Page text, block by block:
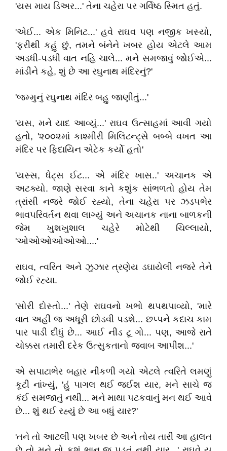
'યસ માય ડિઅર...' તેના ચહેરા પર ગર્વિષ્ઠ સ્મિત હતું.
'એઈ... એક મિનિટ...' હવે રાઘવ પણ નજીક ખસ્યો,
'ફરીથી કહું છું, તમને બંનેને ખબર હોય એટલે આમ
અડધી-પડધી વાત નહિ ચાલે... મને સમજાવું જોઈએ...
માંડીને કહે, શું છે આ રઘુનાથ મંદિરનું?'
'જમ્મુનું રઘુનાથ મંદિર બહુ જાણીતું...'
'યસ, મને યાદ આવ્યું...' રાઘવ ઉત્સાહમાં આવી ગયો
હતો, '૨૦૦૨માં કાશ્મીરી મિલિટન્ટ્સે બબ્બે વખત આ
મંદિર પર ફિદાયિન એટેક કર્યો હતો'
'યસ્સ, ધેટ્સ ઈટ... એ મંદિર ખાસ..' અચાનક એ
અટક્યો. જાણે સરવા કાને કશુંક સાંભળતો હોય તેમ
ત્રાંસી નજરે જોઈ રહ્યો, તેના ચહેરા પર ઝડપભેર
ભાવપરિવર્તન થવા લાગ્યું અને અચાનક નાના બાળકની
જેમ ખુશખુશાલ ચહેરે મોટેથી ચિલ્લાયો,
'ઓઓઓઓઓઓ....'
રાઘવ, ત્વરિત અને ઝુઝાર ત્રણેય ડઘાયેલી નજરે તેને
જોઈ રહ્યા.
'સોરી દોસ્તો...' તેણે રાઘવનો ખભો થપથપાવ્યો, 'મારે
વાત અહીં જ અધૂરી છોડવી પડશે... છપ્પને કદાચ કામ
પાર પાડી દીધું છે... આઈ નીડ ટૂ ગો... પણ, આજે રાતે
ચોક્કસ તમારી દરેક ઉત્સુકતાનો જવાબ આપીશ...'
એ સપાટાભેર બહાર નીકળી ગયો એટલે ત્વરિતે લમણું
કૂટી નાંખ્યું, 'હું પાગલ થઈ જઈશ યાર, મને સાચે જ
કંઈ સમજાતું નથી... મને માથા પટકવાનું મન થઈ આવે
છે... શું થઈ રહ્યું છે આ બધું યાર?'
'તને તો આટલી પણ ખબર છે અને તોય તારી આ હાલત